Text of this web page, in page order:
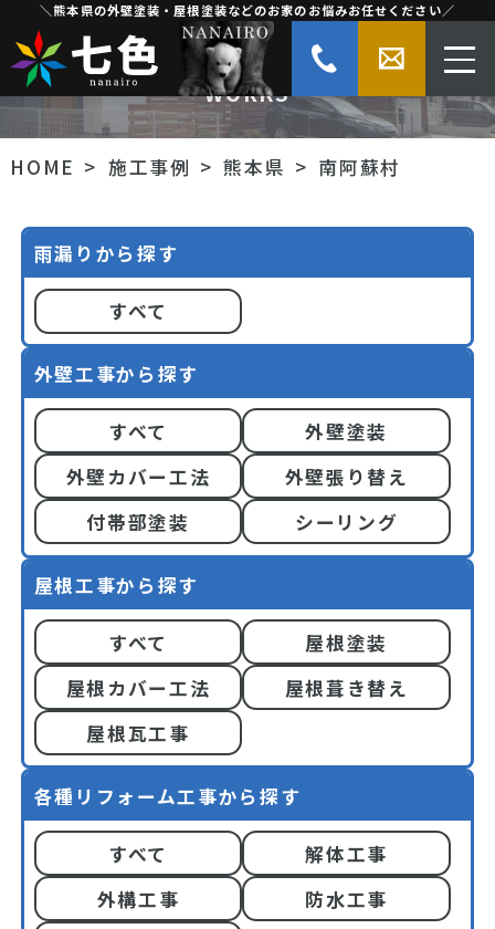
＼熊本県の外壁塗装・屋根塗装などのお家のお悩みお任せください／
熊本県南阿蘇村の施工事例
WORKS
HOME 施工事例 熊本県 南阿蘇村
雨漏りから探す
すべて
外壁工事から探す
すべて
外壁塗装
外壁カバー工法
外壁張り替え
付帯部塗装
シーリング
屋根工事から探す
すべて
屋根塗装
屋根カバー工法
屋根葺き替え
屋根瓦工事
各種リフォーム工事から探す
すべて
解体工事
外構工事
防水工事